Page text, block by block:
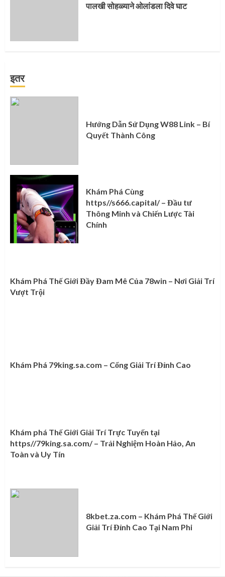
पालखी सोहळ्याने ओलांडला दिवे घाट
इतर
Hướng Dẫn Sử Dụng W88 Link – Bí
Quyết Thành Công
Khám Phá Cùng
https//s666.capital/ – Đầu tư
Thông Minh và Chiến Lược Tài
Chính
Khám Phá Thế Giới Đầy Đam Mê Của 78win – Nơi Giải Trí
Vượt Trội
Khám Phá 79king.sa.com – Cổng Giải Trí Đỉnh Cao
Khám phá Thế Giới Giải Trí Trực Tuyến tại
https//79king.sa.com/ – Trải Nghiệm Hoàn Hảo, An
Toàn và Uy Tín
8kbet.za.com – Khám Phá Thế Giới
Giải Trí Đỉnh Cao Tại Nam Phi